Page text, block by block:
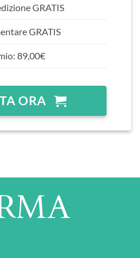
GRATIS
GRATIS
89,00€
ORA